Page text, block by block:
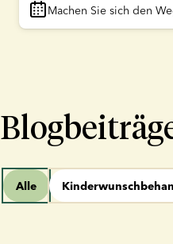
Machen Sie sich den
Alle